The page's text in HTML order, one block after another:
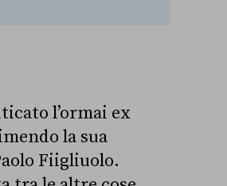
l’ormai ex
la sua
Fiigliuolo.